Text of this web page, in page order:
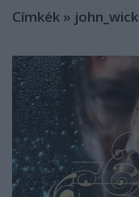
Címkék » john_wick